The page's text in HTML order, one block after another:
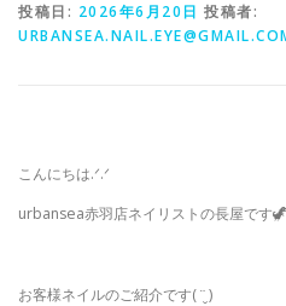
投稿日: 2026年6月20日 投稿者:
こんにちは‪.ᐟ‪.ᐟ
urbansea赤羽店ネイリストの長屋です🦖⸒⸒
お客様ネイルのご紹介です( ¨̮ )